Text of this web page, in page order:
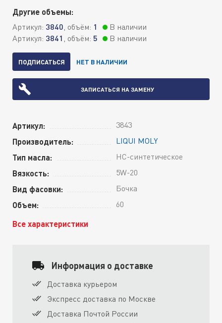
Другие объемы:
Артикул: 3840, объём: 1
В наличии
Артикул: 3841 , объём: 5 В наличии
ПОДПИСАТЬСЯ НЕТ В НАЛИЧИИ
ЗАПИСАТЬСЯ НА ЗАМЕНУ
Артикул: 3843
Производитель: LIQUI MOLY
Тип масла: HC-синтетическое
Вязкость: 5W-20
Вид фасовки: Бочка
Объем: 60
Все характеристики
Информация о доставке
Доставка курьером
Экспресс доставка по Москве
Доставка Почтой России